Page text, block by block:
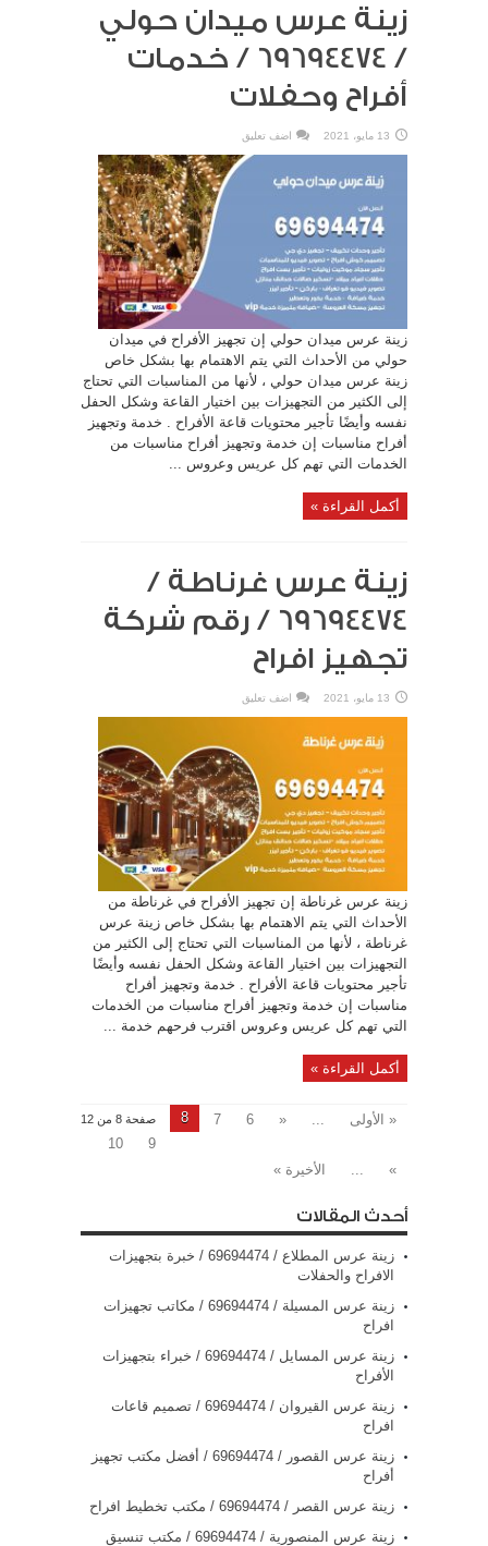
زينة عرس ميدان حولي
/ 69694474 / خدمات
أفراح وحفلات
13 مايو، 2021 اضف تعليق
زينة عرس ميدان حولي إن تجهيز الأفراح في ميدان
حولي من الأحداث التي يتم الاهتمام بها بشكل خاص
زينة عرس ميدان حولي ، لأنها من المناسبات التي تحتاج
إلى الكثير من التجهيزات بين اختيار القاعة وشكل الحفل
نفسه وأيضًا تأجير محتويات قاعة الأفراح . خدمة وتجهيز
أفراح مناسبات إن خدمة وتجهيز أفراح مناسبات من
الخدمات التي تهم كل عريس وعروس ...
أكمل القراءة »
زينة عرس غرناطة /
69694474 / رقم شركة
تجهيز افراح
13 مايو، 2021 اضف تعليق
زينة عرس غرناطة إن تجهيز الأفراح في غرناطة من
الأحداث التي يتم الاهتمام بها بشكل خاص زينة عرس
غرناطة ، لأنها من المناسبات التي تحتاج إلى الكثير من
التجهيزات بين اختيار القاعة وشكل الحفل نفسه وأيضًا
تأجير محتويات قاعة الأفراح . خدمة وتجهيز أفراح
مناسبات إن خدمة وتجهيز أفراح مناسبات من الخدمات
التي تهم كل عريس وعروس اقترب فرحهم خدمة ...
أكمل القراءة »
صفحة 8 من 12 « الأولى «
6
7
8
9
10
»
الأخيرة »
أحدث المقالات
زينة عرس المطلاع / 69694474 / خبرة بتجهيزات
الافراح والحفلات
زينة عرس المسيلة / 69694474 / مكاتب تجهيزات
افراح
زينة عرس المسايل / 69694474 / خبراء بتجهيزات
الأفراح
زينة عرس القيروان / 69694474 / تصميم قاعات
افراح
زينة عرس القصور / 69694474 / أفضل مكتب تجهيز
أفراح
زينة عرس القصر / 69694474 / مكتب تخطيط افراح
زينة عرس المنصورية / 69694474 / مكتب تنسيق